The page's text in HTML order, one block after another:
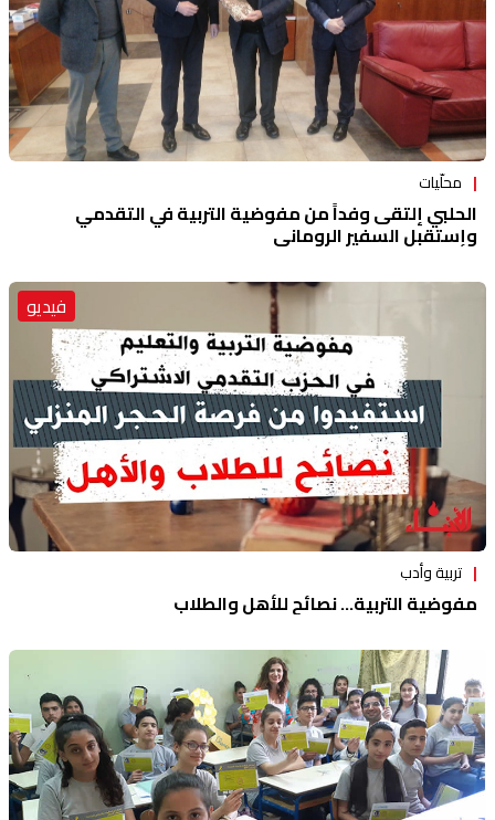
محلّيات
الحلبي إلتقى وفداً من مفوضية التربية في التقدمي
وإستقبل السفير الروماني
فيديو
تربية وأدب
مفوضية التربية... نصائح للأهل والطلاب